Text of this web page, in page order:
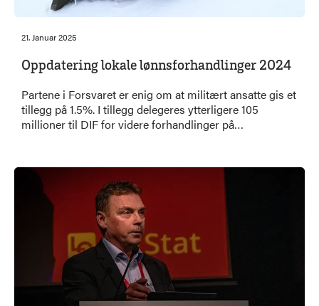
21. Januar 2025
Oppdatering lokale lønnsforhandlinger 2024
Partene i Forsvaret er enig om at militært ansatte gis et
tillegg på 1.5%. I tillegg delegeres ytterligere 105
millioner til DIF for videre forhandlinger på